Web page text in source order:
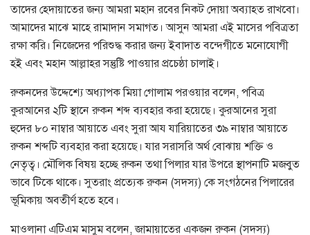
তাদের হেদায়াতের জন্য আমরা মহান রবের নিকট দোয়া অব্যাহত রাখবো।
আমাদের মাঝে মাহে রামাদান সমাগত। আসুন আমরা এই মাসের পবিত্রতা
রক্ষা করি। নিজেদের পরিশুদ্ধ করার জন্য ইবাদাত বন্দেগীতে মনোযোগী
হই এবং মহান আল্লাহর সন্তুষ্টি পাওয়ার প্রচেষ্ঠা চালাই।
রুকনদের উদ্দেশ্যে অধ্যাপক মিয়া গোলাম পরওয়ার বলেন, পবিত্র
কুরআনের ২টি স্থানে রুকন শব্দ ব্যবহার করা হয়েছে। কুরআনের সুরা
হুদের ৮০ নাম্বার আয়াতে এবং সুরা আয যারিয়াতের ৩৯ নাম্বার আয়াতে
রুকন শব্দটি ব্যবহার করা হয়েছে। যার সরাসরি অর্থ বোঝায় শক্তি ও
নেতৃত্ব। মৌলিক বিষয় হচ্ছে রুকন তথা পিলার যার উপরে স্থাপনাটি মজবুত
ভাবে টিকে থাকে। সুতরাং প্রত্যেক রুকন (সদস্য) কে সংগঠনের পিলারের
ভূমিকায় অবতীর্ণ হতে হবে।
মাওলানা এটিএম মাসুম বলেন, জামায়াতের একজন রুকন (সদস্য)